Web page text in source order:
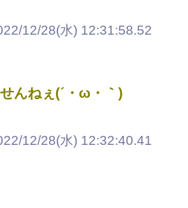
12/28(水) 12:31:58.52
んねぇ(´・ω・｀)
12/28(水) 12:32:40.41